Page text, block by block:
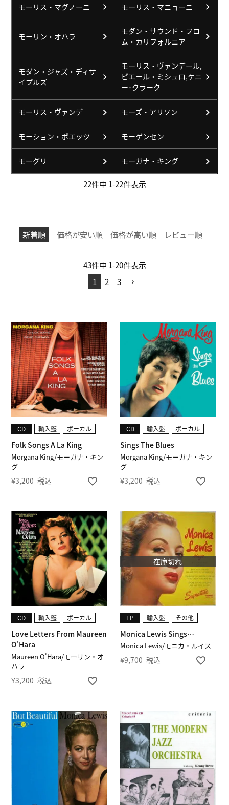
モーリス・マグノーニ モーリス・マニョーニ
モーリン・オハラ
モダン・サウンド・フロ
ム・カリフォルニア
モダン・ジャズ・ディサ
イプルズ
モーリス・ヴァンデール,
ピエール・ミシュロ,ケニ
ー･クラーク
モーリス・ヴァンデ モーズ・アリソン
モーション・ポエッツ モーゲンセン
モーグリ モーガナ・キング
22件中 1-22件表示
新着順 価格が安い順 価格が高い順 レビュー順
43件中 1-20件表示
1
2 3
Morgana King/モーガナ・キン
グ
Folk Songs A La King
CD 輸入盤 ボーカル
¥3,200 税込
Morgana King/モーガナ・キン
グ
Sings The Blues
CD 輸入盤 ボーカル
¥3,200 税込
Maureen O'Hara/モーリン・オ
ハラ
Love Letters From Maureen
O'Hara
CD 輸入盤 ボーカル
¥3,200 税込
Monica Lewis/モニカ・ルイス
Monica Lewis Sings…
LP 輸入盤 その他
¥9,700 税込
在庫切れ